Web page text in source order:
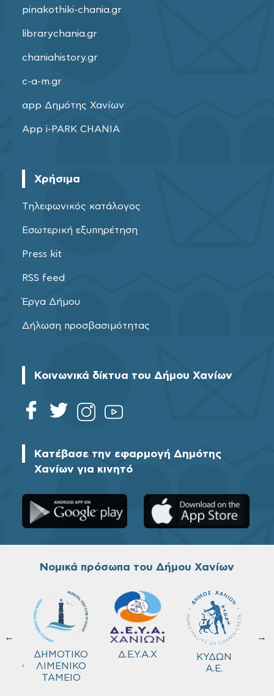
pinakothiki-chania.gr
librarychania.gr
chaniahistory.gr
c-a-m.gr
app Δημότης Χανίων
App i-PARK CHANIA
Χρήσιμα
Τηλεφωνικός κατάλογος
Εσωτερική εξυπηρέτηση
Press kit
RSS feed
Έργα Δήμου
Δήλωση προσβασιμότητας
Κοινωνικά δίκτυα του Δήμου Χανίων
Κατέβασε την εφαρμογή Δημότης
Χανίων για κινητό
Νομικά πρόσωπα του Δήμου Χανίων
←
ΔΗΜΟΤΙΚΟ
ΛΙΜΕΝΙΚΟ
ΤΑΜΕΙΟ
Δ.Ε.Υ.Α.Χ
ΚΥΔΩΝ
Α.Ε.
→